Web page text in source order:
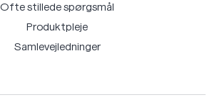
Ofte stillede spørgsmål
Produktpleje
Samlevejledninger